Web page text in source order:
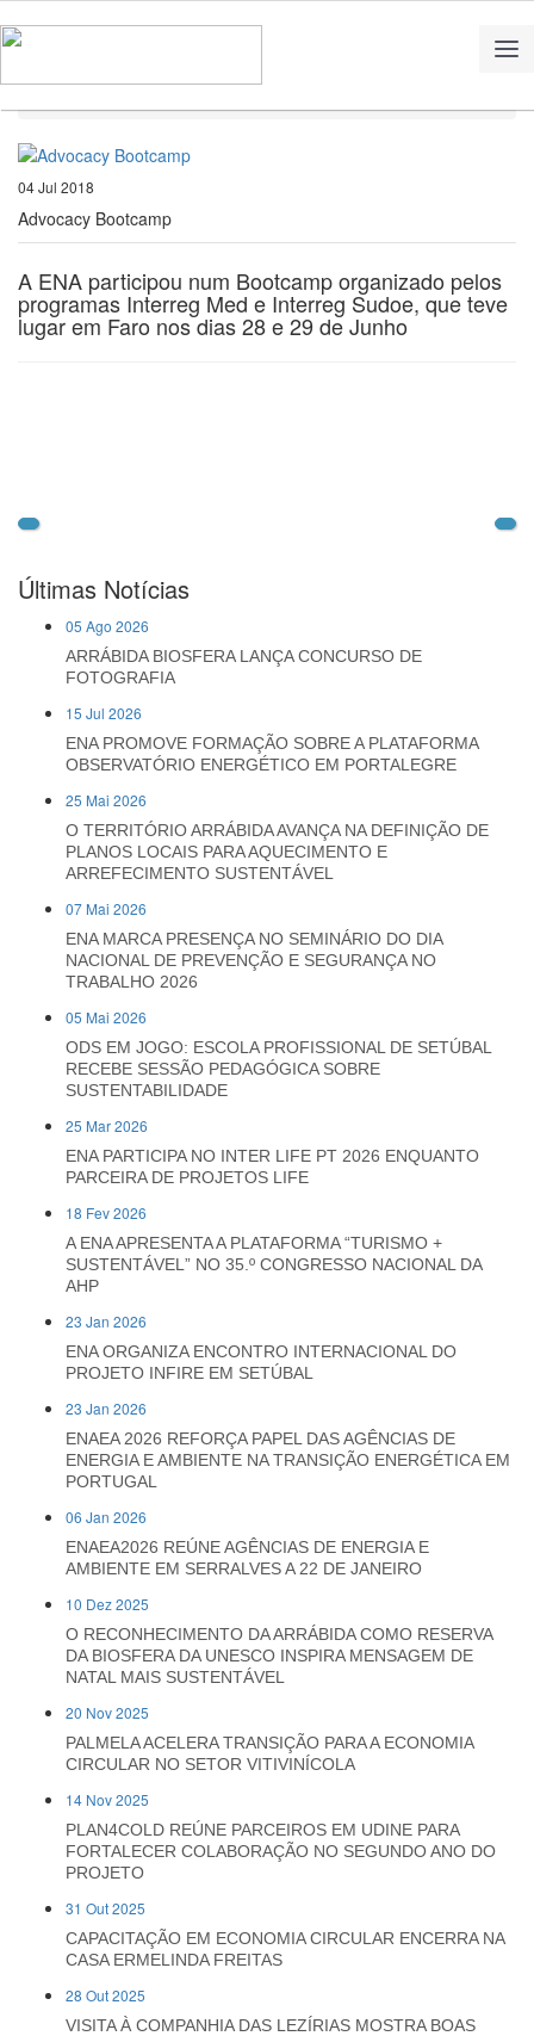
04 Jul 2018
Advocacy Bootcamp
A ENA participou num Bootcamp organizado pelos
programas Interreg Med e Interreg Sudoe, que teve
lugar em Faro nos dias 28 e 29 de Junho
Últimas Notícias
05 Ago 2026
ARRÁBIDA BIOSFERA LANÇA CONCURSO DE
FOTOGRAFIA
15 Jul 2026
ENA PROMOVE FORMAÇÃO SOBRE A PLATAFORMA
OBSERVATÓRIO ENERGÉTICO EM PORTALEGRE
25 Mai 2026
O TERRITÓRIO ARRÁBIDA AVANÇA NA DEFINIÇÃO DE
PLANOS LOCAIS PARA AQUECIMENTO E
ARREFECIMENTO SUSTENTÁVEL
07 Mai 2026
ENA MARCA PRESENÇA NO SEMINÁRIO DO DIA
NACIONAL DE PREVENÇÃO E SEGURANÇA NO
TRABALHO 2026
05 Mai 2026
ODS EM JOGO: ESCOLA PROFISSIONAL DE SETÚBAL
RECEBE SESSÃO PEDAGÓGICA SOBRE
SUSTENTABILIDADE
25 Mar 2026
ENA PARTICIPA NO INTER LIFE PT 2026 ENQUANTO
PARCEIRA DE PROJETOS LIFE
18 Fev 2026
A ENA APRESENTA A PLATAFORMA “TURISMO +
SUSTENTÁVEL” NO 35.º CONGRESSO NACIONAL DA
AHP
23 Jan 2026
ENA ORGANIZA ENCONTRO INTERNACIONAL DO
PROJETO INFIRE EM SETÚBAL
23 Jan 2026
ENAEA 2026 REFORÇA PAPEL DAS AGÊNCIAS DE
ENERGIA E AMBIENTE NA TRANSIÇÃO ENERGÉTICA EM
PORTUGAL
06 Jan 2026
ENAEA2026 REÚNE AGÊNCIAS DE ENERGIA E
AMBIENTE EM SERRALVES A 22 DE JANEIRO
10 Dez 2025
O RECONHECIMENTO DA ARRÁBIDA COMO RESERVA
DA BIOSFERA DA UNESCO INSPIRA MENSAGEM DE
NATAL MAIS SUSTENTÁVEL
20 Nov 2025
PALMELA ACELERA TRANSIÇÃO PARA A ECONOMIA
CIRCULAR NO SETOR VITIVINÍCOLA
14 Nov 2025
PLAN4COLD REÚNE PARCEIROS EM UDINE PARA
FORTALECER COLABORAÇÃO NO SEGUNDO ANO DO
PROJETO
31 Out 2025
CAPACITAÇÃO EM ECONOMIA CIRCULAR ENCERRA NA
CASA ERMELINDA FREITAS
28 Out 2025
VISITA À COMPANHIA DAS LEZÍRIAS MOSTRA BOAS